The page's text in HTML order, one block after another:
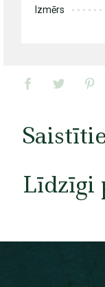
Izmērs
Līdzīgi